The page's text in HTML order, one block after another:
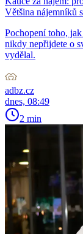
Většina nájemníků
Pochopení toho,
nikdy nepřijdete o
vydělal.
adbz.cz
dnes, 08:49
2 min